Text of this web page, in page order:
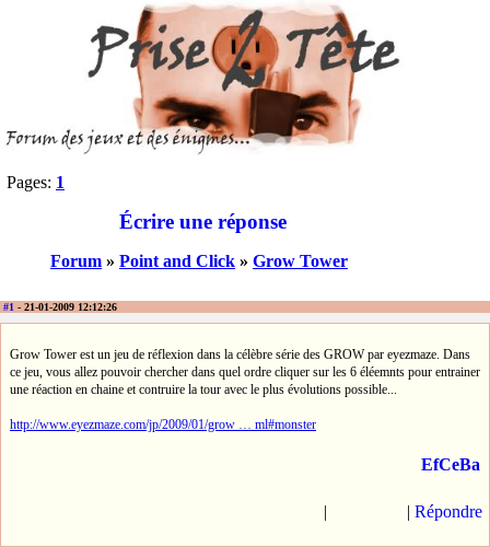
Pages: 1
Écrire une réponse
Forum » Point and Click » Grow Tower
#1 - 21-01-2009 12:12:26
Grow Tower est un jeu de réflexion dans la célèbre série des GROW par eyezmaze. Dans
ce jeu, vous allez pouvoir chercher dans quel ordre cliquer sur les 6 éléemnts pour entrainer
une réaction en chaine et contruire la tour avec le plus évolutions possible...
http://www.eyezmaze.com/jp/2009/01/grow … ml#monster
EfCeBa
| | Répondre